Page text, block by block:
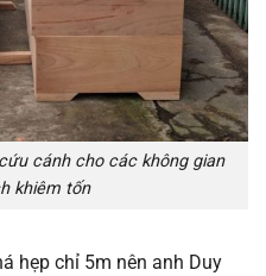
cánh cho các không gian
khiêm tốn
hẹp chỉ 5m nên anh Duy